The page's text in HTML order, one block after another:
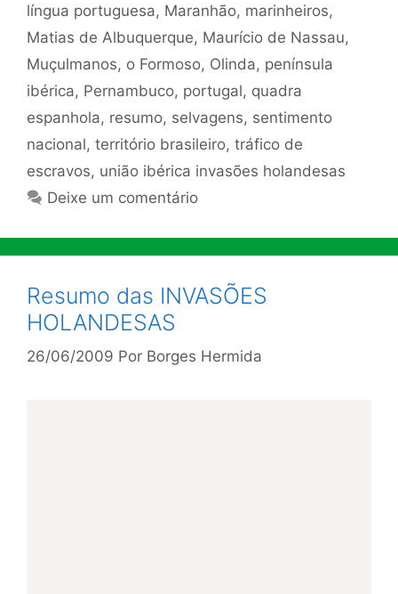
língua portuguesa, Maranhão, marinheiros,
Matias de Albuquerque, Maurício de Nassau,
Muçulmanos, o Formoso, Olinda, península
ibérica, Pernambuco, portugal, quadra
espanhola, resumo, selvagens, sentimento
nacional, território brasileiro, tráfico de
escravos, união ibérica invasões holandesas
Deixe um comentário
Resumo das INVASÕES
HOLANDESAS
26/06/2009 Por Borges Hermida